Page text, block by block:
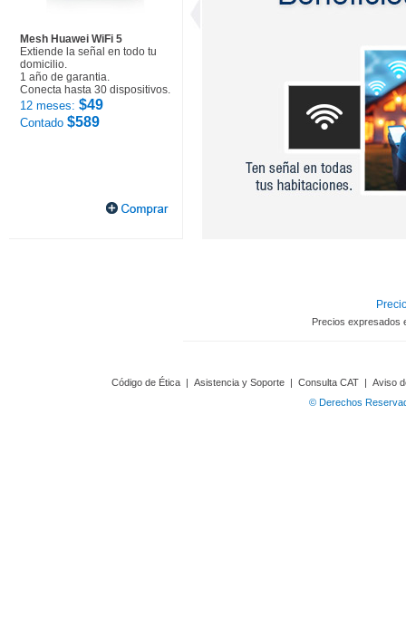
Mesh Huawei WiFi 5
Extiende la señal en todo tu
domicilio.
1 año de garantia.
Conecta hasta 30 dispositivos.
12 meses: $49
Contado $589
Precios expresados
Código de Ética | Asistencia y Soporte | Consulta CAT | Aviso
© Derechos